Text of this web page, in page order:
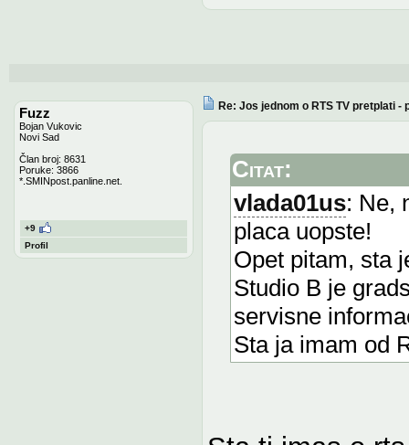
Fuzz
Bojan Vukovic
Novi Sad
Član broj: 8631
Poruke: 3866
*.SMINpost.panline.net.
+9
Profil
Re: Jos jednom o RTS TV pretplati -
Citat:
vlada01us: Ne,
placa uopste!
Opet pitam, sta
Studio B je
servisne
Sta ja imam od